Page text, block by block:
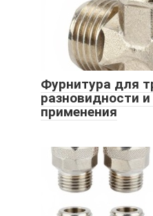
Фурнитура для
разновидности
применения